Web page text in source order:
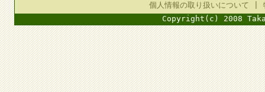
個人情報の取り扱いについて
Copyright(c) 2008